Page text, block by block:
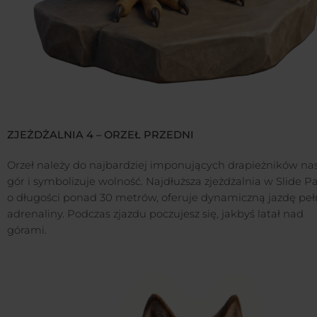
ZJEŻDŻALNIA 4 – ORZEŁ PRZEDNI
Orzeł należy do najbardziej imponujących drapieżników
gór i symbolizuje wolność. Najdłuższa zjeżdżalnia w Slide
o długości ponad 30 metrów, oferuje dynamiczną jazdę
adrenaliny. Podczas zjazdu poczujesz się, jakbyś latał nad
górami.